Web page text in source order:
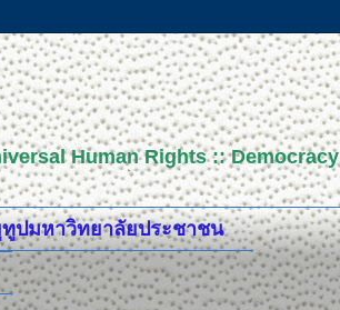
Human Rights :: Democracy
ปมหาวิทยาลัยประชาชน